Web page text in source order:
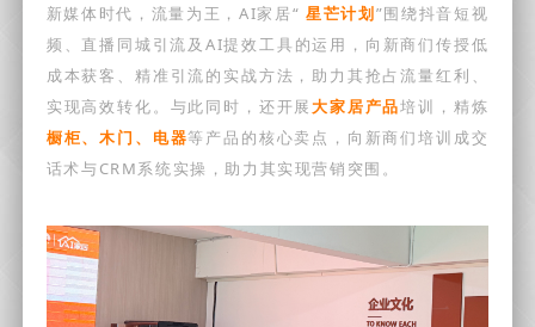
新媒体时代，流量为王，AI家居“ 星芒计划”围绕抖音短视
频、直播同城引流及AI提效工具的运用，向新商们传授低
成本获客、精准引流的实战方法，助力其抢占流量红利、
实现高效转化。 与此同时，还开展大家居产品培训，精炼
橱柜、木门、电器等产品的核心卖点，向新商们培训成交
话术与CRM系统实操，助力其实现营销突围。